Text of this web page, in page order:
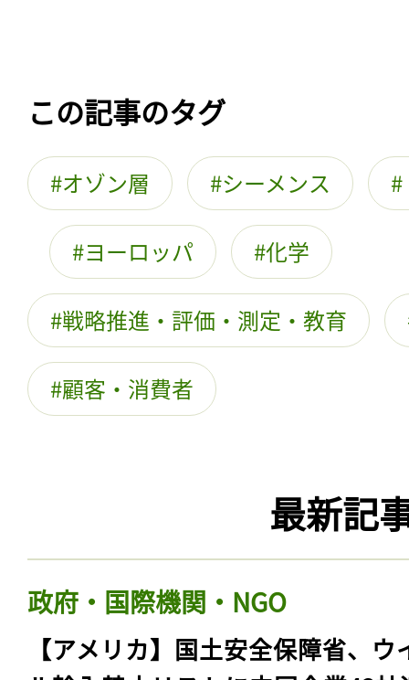
この記事のタグ
オゾン層 シーメンス
ヨーロッパ 化学
戦略推進・評価・測定・教育
顧客・消費者
最新記
政府・国際機関・NGO
【アメリカ】国土安全保障省、ウ